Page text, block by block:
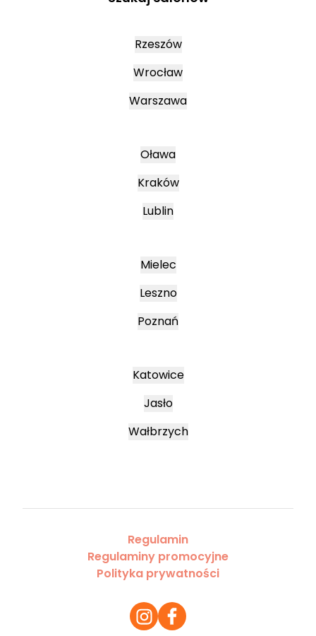
Rzeszów
Wrocław
Warszawa
Oława
Kraków
Lublin
Mielec
Leszno
Poznań
Katowice
Jasło
Wałbrzych
Regulamin
Regulaminy promocyjne
Polityka prywatności